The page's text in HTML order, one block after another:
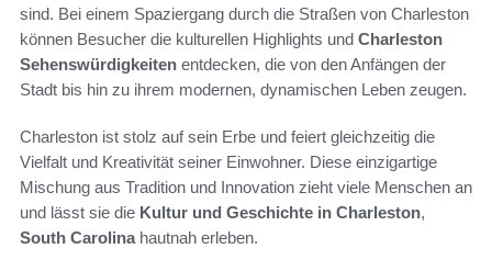
sind. Bei einem Spaziergang durch die Straßen von Charleston
können Besucher die kulturellen Highlights und Charleston
Sehenswürdigkeiten entdecken, die von den Anfängen der
Stadt bis hin zu ihrem modernen, dynamischen Leben zeugen.
Charleston ist stolz auf sein Erbe und feiert gleichzeitig die
Vielfalt und Kreativität seiner Einwohner. Diese einzigartige
Mischung aus Tradition und Innovation zieht viele Menschen an
und lässt sie die Kultur und Geschichte in Charleston,
South Carolinahautnah erleben.